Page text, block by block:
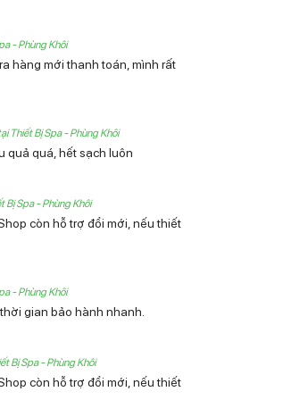
sử dụng máy.
một số lưu ý cực kỳ quan trọng mà bạn cần lưu ý để
- Phùng Khôi
hàng mới thanh toán, mình rất
Thiết Bị Spa - Phùng Khôi
quả quá, hết sạch luôn
Bị Spa - Phùng Khôi
còn hỗ trợ đổi mới, nếu thiết
- Phùng Khôi
gian bảo hành nhanh.
Bị Spa - Phùng Khôi
còn hỗ trợ đổi mới, nếu thiết